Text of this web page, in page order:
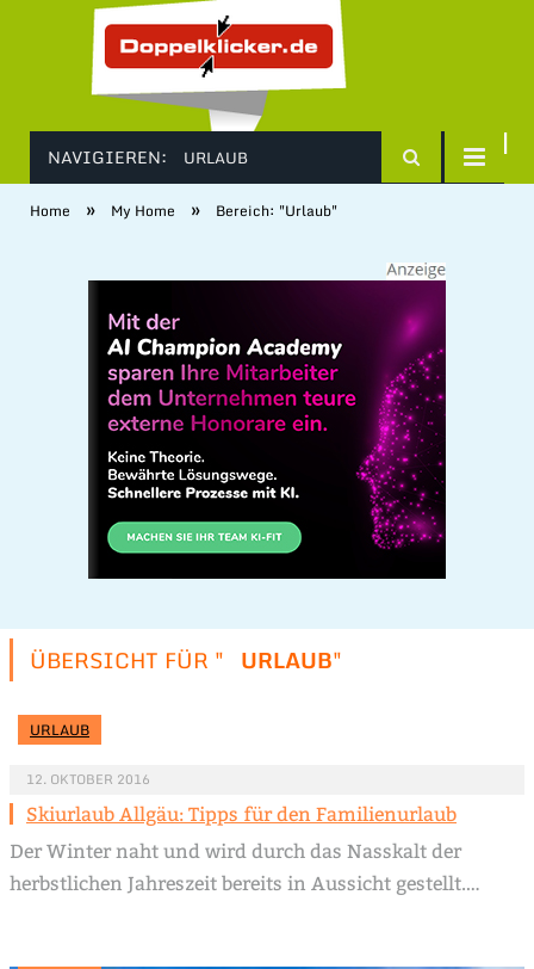
NAVIGIEREN: URLAUB
Home » My Home » Bereich: "Urlaub"
ÜBERSICHT FÜR " URLAUB"
URLAUB
12. OKTOBER 2016
Skiurlaub Allgäu: Tipps für den Familienurlaub
Der Winter naht und wird durch das Nasskalt der
herbstlichen Jahreszeit bereits in Aussicht gestellt.…